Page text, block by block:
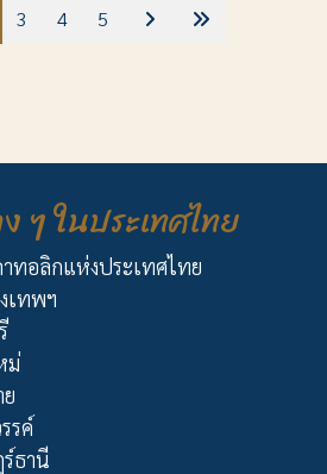
3 4 5
ในประเทศไทย
ทอลิกแห่งประเทศไทย
เทพฯ
ม่
รค์
ธานี